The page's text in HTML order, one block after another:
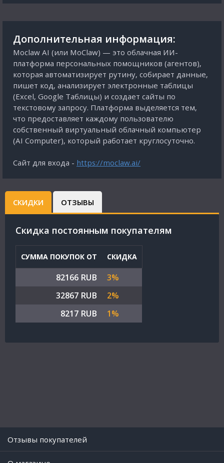
Дополнительная информация:
Moclaw AI (или MoClaw) — это облачная ИИ-
платформа персональных помощников (агентов),
которая автоматизирует рутину, собирает данные,
пишет код, анализирует электронные таблицы
(Excel, Google Таблицы) и создает сайты по
текстовому запросу. Платформа выделяется тем,
что предоставляет каждому пользователю
собственный виртуальный облачный компьютер
(AI Computer), который работает круглосуточно.
Сайт для входа - https://moclaw.ai/
СКИДКИ ОТЗЫВЫ
Cкидка постоянным покупателям
СУММА ПОКУПОК ОТ СКИДКА
82166 RUB
3%
32867 RUB
2%
8217 RUB
1%
Отзывы покупателей